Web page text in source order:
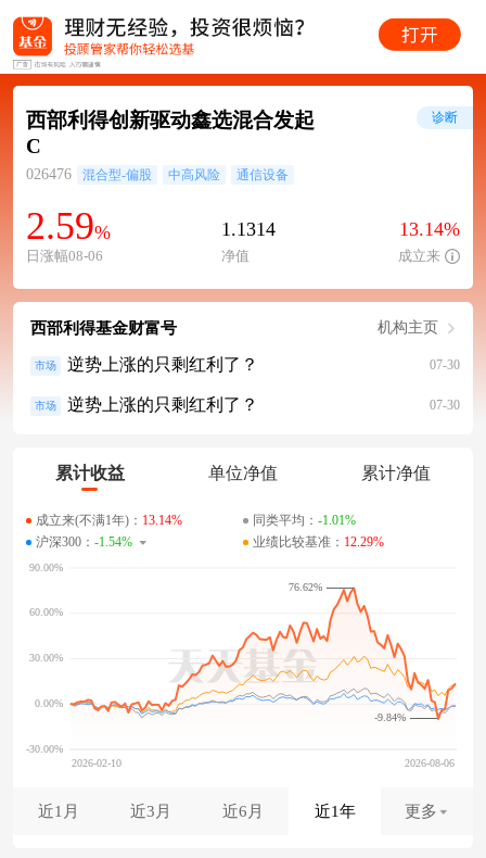
西部利得创新驱动鑫选混合发起
C
026476 混合型-偏股 中高风险 通信设备
2.59%
日涨幅08-06
1.1314
净值
13.14%
成立来
诊断
西部利得基金财富号 机构主页
市场 逆势上涨的只剩红利了？ 07-30
市场 逆势上涨的只剩红利了？ 07-30
累计收益 单位净值 累计净值
成立来(不满1年)： 13.14% 同类平均： -1.01%
沪深300： -1.54% 业绩比较基准： 12.29%
-9.84%
76.62%
近1月 近3月 近6月 近1年 更多